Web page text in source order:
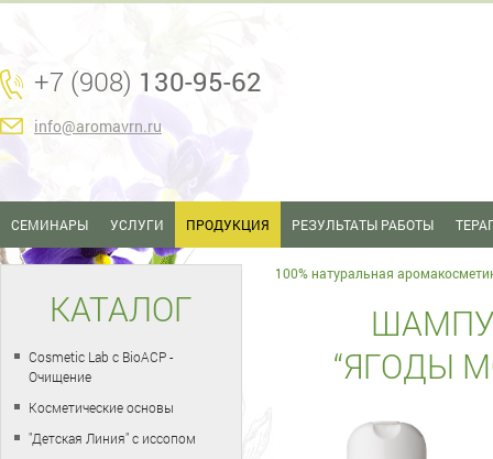
+7 (908) 130-95-62
info@aromavrn.ru
СЕМИНАРЫ УСЛУГИ ПРОДУКЦИЯ РЕЗУЛЬТАТЫ РАБОТЫ
100% натуральная
“ЯГОДЫ
КАТАЛОГ
Cosmetic Lab с BioACP -
Очищение
Косметические основы
"Детская Линия" с иссопом